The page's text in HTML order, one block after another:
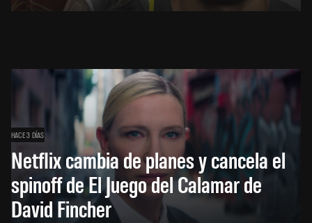
HACE 3 DÍAS
Netflix cambia de planes y cancela el
spinoff de El Juego del Calamar de
David Fincher